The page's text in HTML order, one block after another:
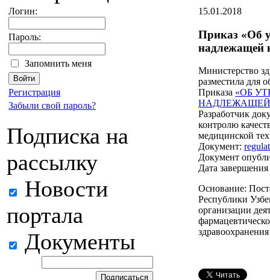
Логин:
Пароль:
Запомнить меня
Регистрация
Забыли свой пароль?
Подписка на
рассылку
Новости
портала
Документы
15.01.2018
Приказ «Об
надлежащей
Министерство
разместила для
Приказа «ОБ
НАДЛЕЖАЩЕЙ
Разработчик
контролю
медицинской
Документ:
Документ
Дата
Основание:
Республики
организации